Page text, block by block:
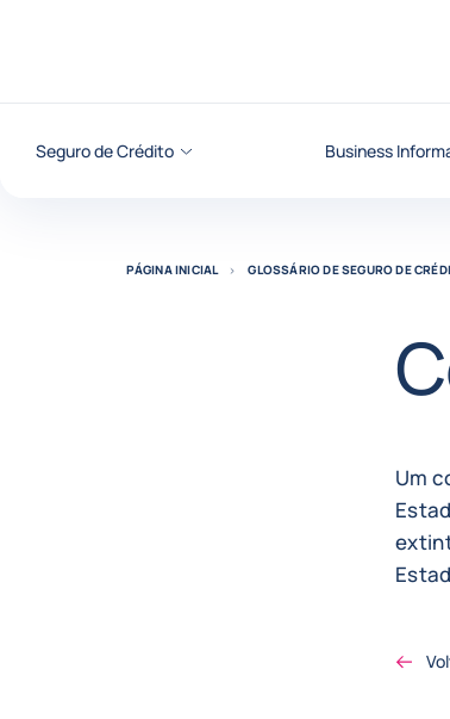
Seguro de Crédito Business
PÁGINA INICIAL GLOSSÁRIO DE SEGURO DE
Um